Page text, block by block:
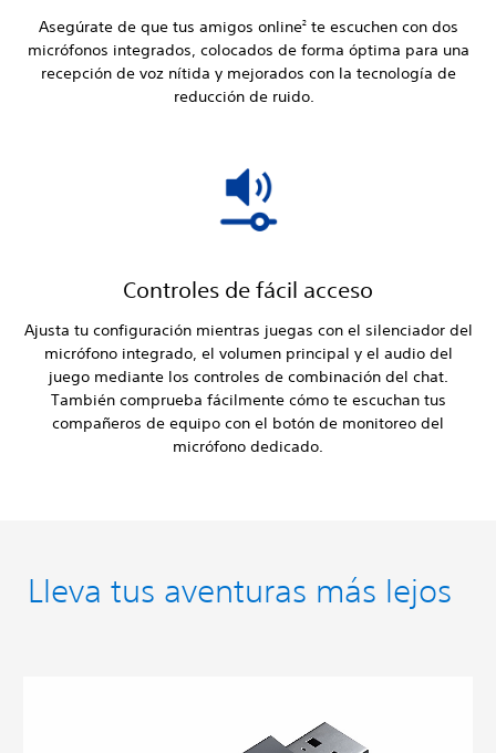
Asegúrate de que tus amigos online2te escuchen con dos
micrófonos integrados, colocados de forma óptima para una
recepción de voz nítida y mejorados con la tecnología de
reducción de ruido.
Controles de fácil acceso
Ajusta tu configuración mientras juegas con el silenciador del
micrófono integrado, el volumen principal y el audio del
juego mediante los controles de combinación del chat.
También comprueba fácilmente cómo te escuchan tus
compañeros de equipo con el botón de monitoreo del
micrófono dedicado.
Lleva tus aventuras más lejos